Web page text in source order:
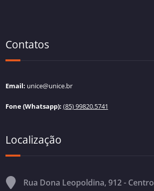
Contatos
Email: unice@unice.br
Fone (Whatsapp): (85) 99820.5741
Localização
Rua Dona Leopoldina, 912 - Centro